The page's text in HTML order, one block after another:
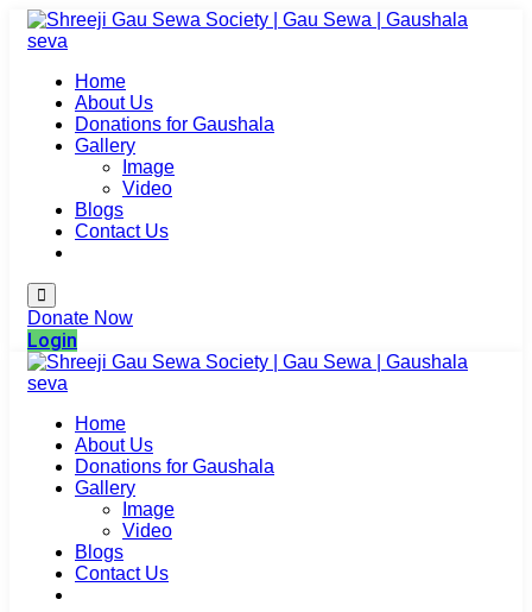
Home
About Us
Donations for Gaushala
Gallery
Image
Video
Blogs
Contact Us
Donate Now
Login
Home
About Us
Donations for Gaushala
Gallery
Image
Video
Blogs
Contact Us